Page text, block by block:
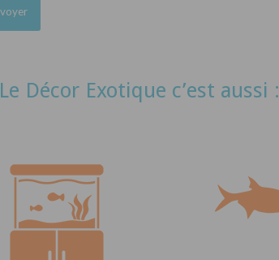
Le Décor Exotique c’est aussi :